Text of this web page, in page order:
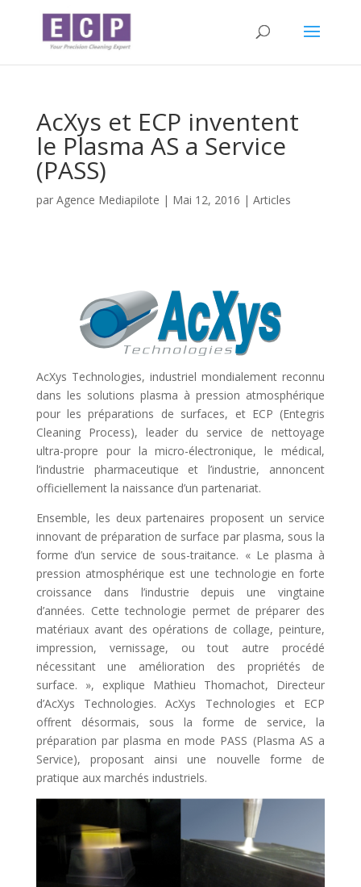
AcXys et ECP inventent
le Plasma AS a Service
(PASS)
par Agence Mediapilote | Mai 12, 2016 | Articles
AcXys Technologies, industriel mondialement reconnu
dans les solutions plasma à pression atmosphérique
pour les préparations de surfaces, et ECP (Entegris
Cleaning Process), leader du service de nettoyage
ultra-propre pour la micro-électronique, le médical,
l’industrie pharmaceutique et l’industrie, annoncent
officiellement la naissance d’un partenariat.
Ensemble, les deux partenaires proposent un service
innovant de préparation de surface par plasma, sous la
forme d’un service de sous-traitance. « Le plasma à
pression atmosphérique est une technologie en forte
croissance dans l’industrie depuis une vingtaine
d’années. Cette technologie permet de préparer des
matériaux avant des opérations de collage, peinture,
impression, vernissage, ou tout autre procédé
nécessitant une amélioration des propriétés de
surface. », explique Mathieu Thomachot, Directeur
d’AcXys Technologies. AcXys Technologies et ECP
offrent désormais, sous la forme de service, la
préparation par plasma en mode PASS (Plasma AS a
Service), proposant ainsi une nouvelle forme de
pratique aux marchés industriels.